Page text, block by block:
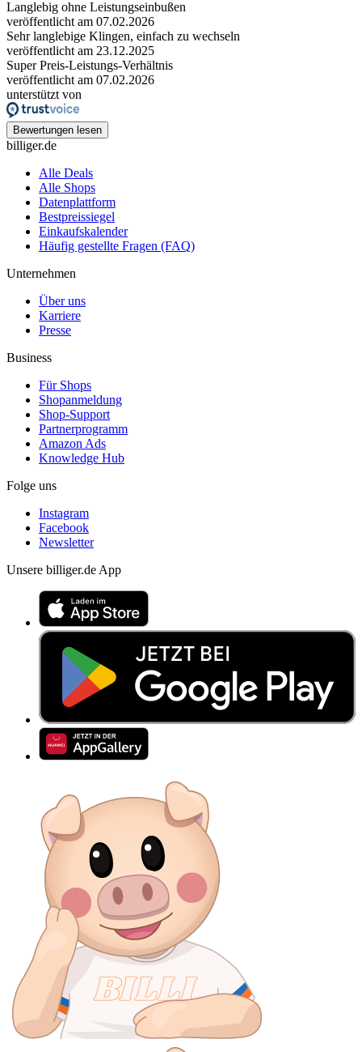
Langlebig ohne Leistungseinbußen
veröffentlicht am 07.02.2026
Sehr langlebige Klingen, einfach zu wechseln
veröffentlicht am 23.12.2025
Super Preis-Leistungs-Verhältnis
veröffentlicht am 07.02.2026
unterstützt von
Bewertungen lesen
billiger.de
Alle Deals
Alle Shops
Datenplattform
Bestpreissiegel
Einkaufskalender
Häufig gestellte Fragen (FAQ)
Unternehmen
Über uns
Karriere
Presse
Business
Für Shops
Shopanmeldung
Shop-Support
Partnerprogramm
Amazon Ads
Knowledge Hub
Folge uns
Instagram
Facebook
Newsletter
Unsere billiger.de App